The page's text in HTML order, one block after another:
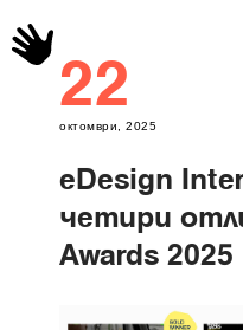
22
октомври, 2025
eDesign
четири
Awards 2025